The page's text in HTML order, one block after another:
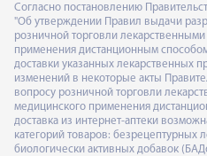
Согласно постановлению
"Об утверждении Правил выдачи
розничной торговли
применения дистанционным
доставки указанных лекарственных
изменений в некоторые акты
вопросу розничной торговли
медицинского применения
доставка из интернет-аптеки
категорий товаров: безрецептурных
биологически активных добавок